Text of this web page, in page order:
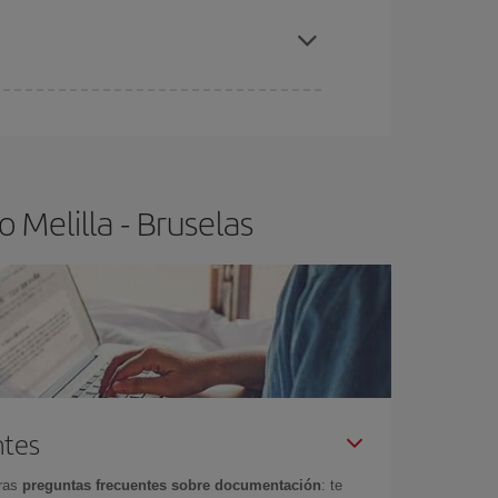
Melilla - Bruselas
preguntas frecuentes sobre documentación: te